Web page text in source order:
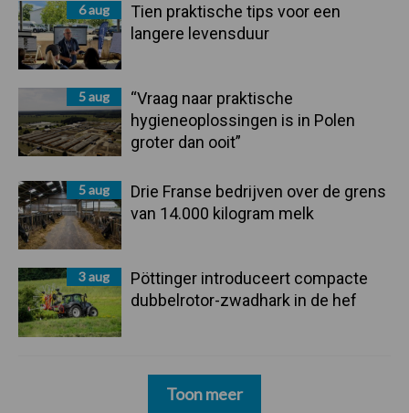
6 aug
Tien praktische tips voor een
langere levensduur
5 aug
“Vraag naar praktische
hygieneoplossingen is in Polen
groter dan ooit”
5 aug
Drie Franse bedrijven over de grens
van 14.000 kilogram melk
3 aug
Pöttinger introduceert compacte
dubbelrotor-zwadhark in de hef
Toon meer